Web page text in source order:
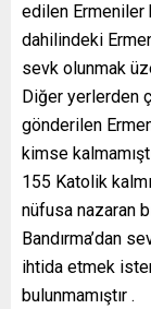
edilen Ermeniler
dahilindeki
sevk olunmak
Diğer yerlerden
gönderilen
kimse
155 Katolik
nüfusa nazaran
Bandırma’dan
ihtida etmek
bulunmamıştır .